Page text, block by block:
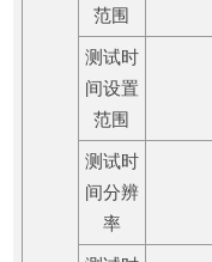
范围
测试时
间设置
范围
测试时
间分辨
率